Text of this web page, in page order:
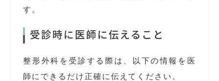
す。
受診時に医師に伝えること
整形外科を受診する際は、以下の情報を医
師にできるだけ正確に伝えてください。